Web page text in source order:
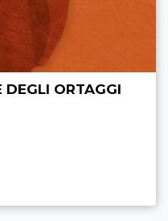
DEGLI ORTAGGI